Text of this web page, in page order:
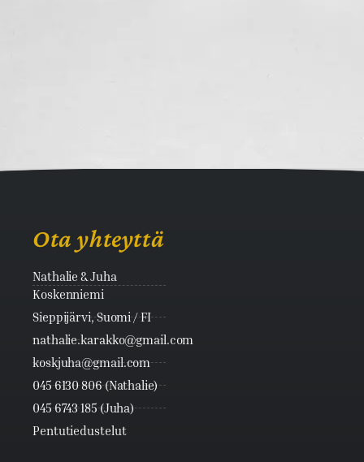
Ota yhteyttä
Nathalie & Juha
Koskenniemi
Sieppijärvi, Suomi / FI
nathalie.karakko@gmail.com
koskjuha@gmail.com
045 6130 806 (Nathalie)
045 6743 185 (Juha)
Pentutiedustelut